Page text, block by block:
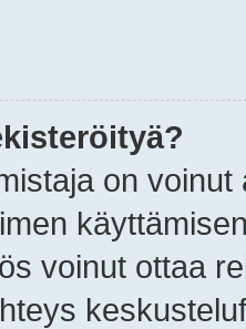
on
voinut ottaa